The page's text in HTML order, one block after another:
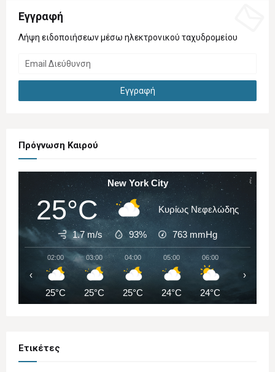
Εγγραφή
Λήψη ειδοποιήσεων μέσω ηλεκτρονικού ταχυδρομείου
Πρόγνωση Καιρού
New York City
25°C Κυρίως Νεφελώδης
1.7 m/s 93% 763 mmHg
02:00
25°C
03:00
25°C
04:00
25°C
05:00
24°C
06:00
24°C
‹ ›
Ετικέτες